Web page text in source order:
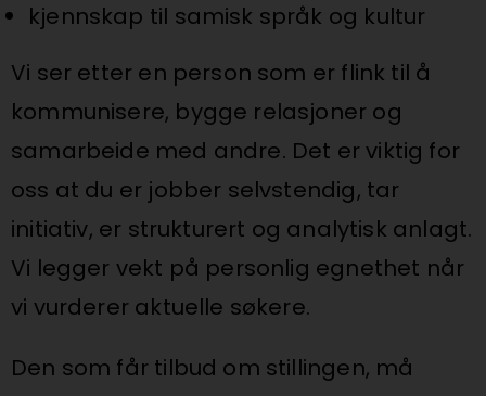
kjennskap til samisk språk og kultur
Vi ser etter en person som er flink til å
kommunisere, bygge relasjoner og
samarbeide med andre. Det er viktig for
oss at du er jobber selvstendig, tar
initiativ, er strukturert og analytisk anlagt.
Vi legger vekt på personlig egnethet når
vi vurderer aktuelle søkere.
Den som får tilbud om stillingen, må